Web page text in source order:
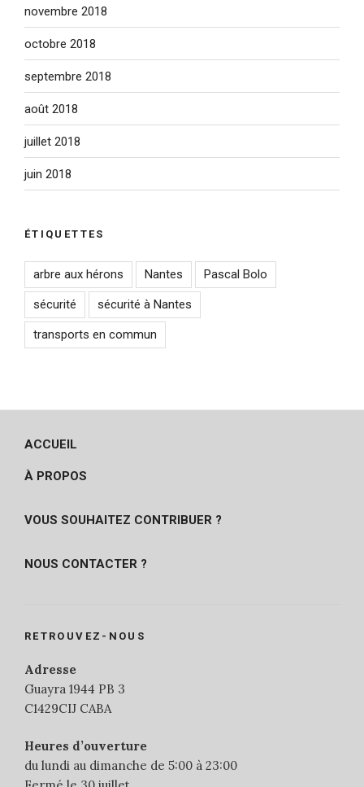
novembre 2018
octobre 2018
septembre 2018
août 2018
juillet 2018
juin 2018
ÉTIQUETTES
arbre aux hérons Nantes Pascal Bolo
sécurité sécurité à Nantes
transports en commun
ACCUEIL
À PROPOS
VOUS SOUHAITEZ CONTRIBUER ?
NOUS CONTACTER ?
RETROUVEZ-NOUS
Adresse
Guayra 1944 PB 3
C1429CIJ CABA
Heures d’ouverture
du lundi au dimanche de 5:00 à 23:00